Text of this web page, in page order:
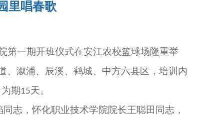
里唱春歌
第一期开班仪式在安江农校篮球场隆重举
、溆浦、辰溪、鹤城、中方六县区，培训内
期15天。
志，怀化职业技术学院院长王聪田同志，